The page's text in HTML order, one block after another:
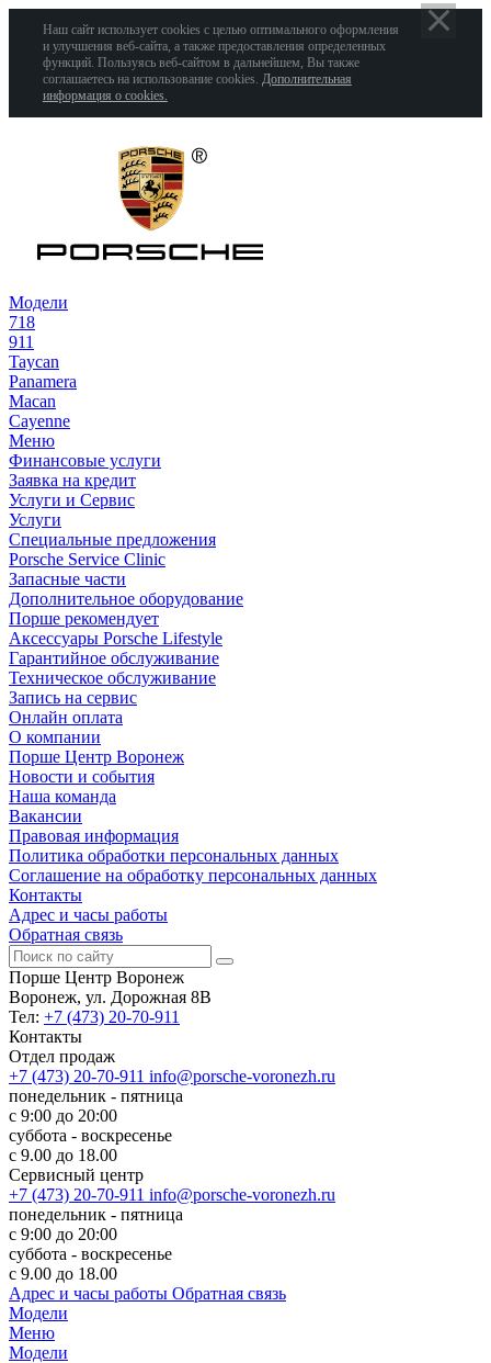
Наш сайт использует cookies с целью оптимального оформления
и улучшения веб-сайта, а также предоставления определенных
функций. Пользуясь веб-сайтом в дальнейшем, Вы также
соглашаетесь на использование cookies. Дополнительная
информация о cookies.
Модели
718
911
Taycan
Panamera
Macan
Cayenne
Меню
Финансовые услуги
Заявка на кредит
Услуги и Сервис
Услуги
Специальные предложения
Porsche Service Clinic
Запасные части
Дополнительное оборудование
Порше рекомендует
Аксессуары Porsche Lifestyle
Гарантийное обслуживание
Техническое обслуживание
Запись на сервис
Онлайн оплата
О компании
Порше Центр Воронеж
Новости и события
Наша команда
Вакансии
Правовая информация
Политика обработки персональных данных
Соглашение на обработку персональных данных
Контакты
Адрес и часы работы
Обратная связь
Порше Центр Воронеж
Воронеж, ул. Дорожная 8В
Тел: +7 (473) 20-70-911
Контакты
Отдел продаж
+7 (473) 20-70-911 info@porsche-voronezh.ru
понедельник - пятница
с 9:00 до 20:00
суббота - воскресенье
с 9.00 до 18.00
Сервисный центр
+7 (473) 20-70-911 info@porsche-voronezh.ru
понедельник - пятница
с 9:00 до 20:00
суббота - воскресенье
с 9.00 до 18.00
Адрес и часы работы Обратная связь
Модели
Меню
Модели